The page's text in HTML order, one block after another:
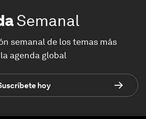
Semanal
semanal de los temas más
agenda global
hoy